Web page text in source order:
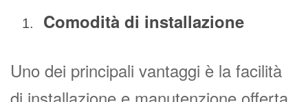
Comodità di installazione
Uno dei principali vantaggi è la facilità